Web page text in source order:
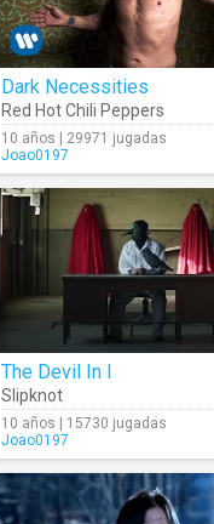
Dark Necessities
Red Hot Chili Peppers
10 años | 29971 jugadas
Joao0197
The Devil In I
Slipknot
10 años | 15730 jugadas
Joao0197